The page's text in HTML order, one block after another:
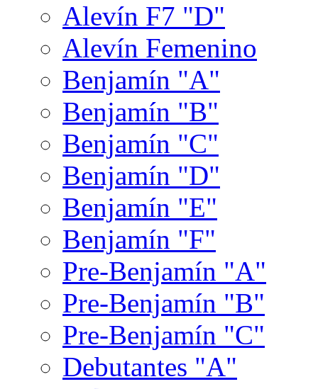
Alevín F7 "D"
Alevín Femenino
Benjamín "A"
Benjamín "B"
Benjamín "C"
Benjamín "D"
Benjamín "E"
Benjamín "F"
Pre-Benjamín "A"
Pre-Benjamín "B"
Pre-Benjamín "C"
Debutantes "A"